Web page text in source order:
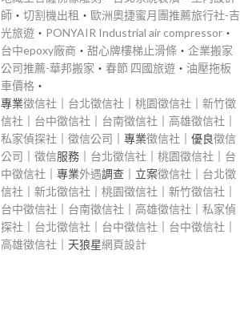
師 ‧ 切割機出租 ‧ 歐洲奧捷蜜月團推薦旅行社-吉
光旅遊 ‧ PONYAIR Industrial air compressor ‧
台中epoxy廠商 ‧ 甜心牌樓梯止滑條 ‧ 企業搬家
公司推薦-華邦搬家 ‧ 春節 四國旅遊 ‧ 油壓拖板
車價格 ‧
專業徵信社 台北徵信社 桃園徵信社
新竹徵
信社
台中徵信社 台南徵信社 高雄徵信社
私家偵探社
徵信公司 ｜專業徵信社 ｜優良徵信
公司
徵信服務｜ 台北徵信社 桃園徵信社
台
中徵信社 ｜專業外遇調查｜立案徵信社
台北徵
信社
新北徵信社 桃園徵信社 新竹徵信社
台中徵信社
台南徵信社 高雄徵信社
私家偵
探社
台北徵信社 台中徵信社 台中徵信社
高雄徵信社 ｜天狼星網頁設計